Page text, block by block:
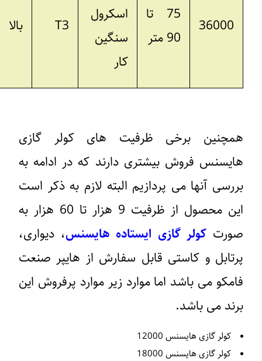
36000
75 تا
اسکرول
سنگین
برخی ظرفیت های کولر گازی
فروش بیشتری دارند که در ادامه به
آنها می پردازیم البته لازم به ذکر است
این محصول از ظرفیت 9 هزار تا 60 هزار به
کولر گازی ایستاده هایسنس، دیواری،
و کاستی قابل سفارش از هایپر صنعت
می باشد اما موارد زیر موارد پرفروش این
می باشد.
کولر گازی هایسنس 12000
کولر گازی هایسنس 18000